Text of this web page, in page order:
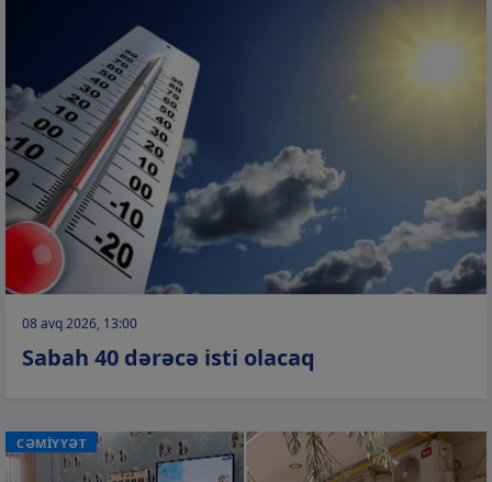
08 avq 2026, 13:00
Sabah 40 dərəcə isti olacaq
CƏMİYYƏT